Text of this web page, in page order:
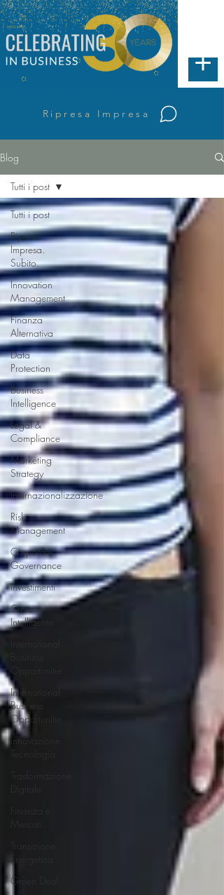
Ripresa Impresa
Blog
Tutti i post
Ripresa
Impresa.
Subito.
Innovation
Management
Finanza
Alternativa
Data
Protection
Business
Intelligence
Legal &
Compliance
Marketing
Strategy
Internazionalizzazione
Risk
Management
Corporate
Governance
Investimenti
Crescita
Intelligente
Opportunitie
International
Business
Opportunitie
Innovazione
Energetica
Green Deal
Tutti i post